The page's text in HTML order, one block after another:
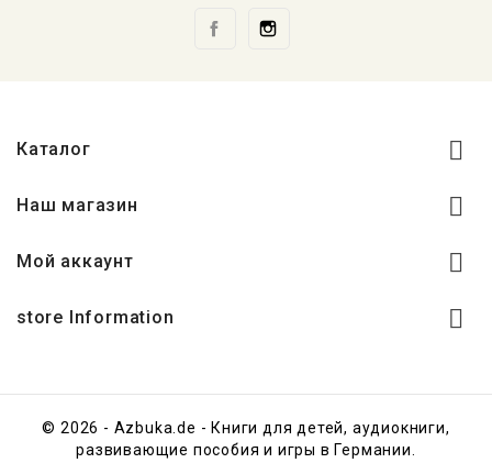
Facebook
Каталог 
Наш магазин 
Мой аккаунт 
store Information 
© 2026 - Azbuka.de - Книги для детей, аудиокниги,
развивающие пособия и игры в Германии.